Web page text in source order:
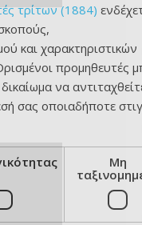
τρίτων (1884)
και χαρακτηριστικών
προμηθευτές
να
σας οποιαδήποτε
Μη